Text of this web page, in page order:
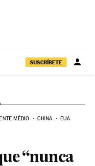
SUSCRÍBETE
MÉDIO CHINA EUA
“nunca